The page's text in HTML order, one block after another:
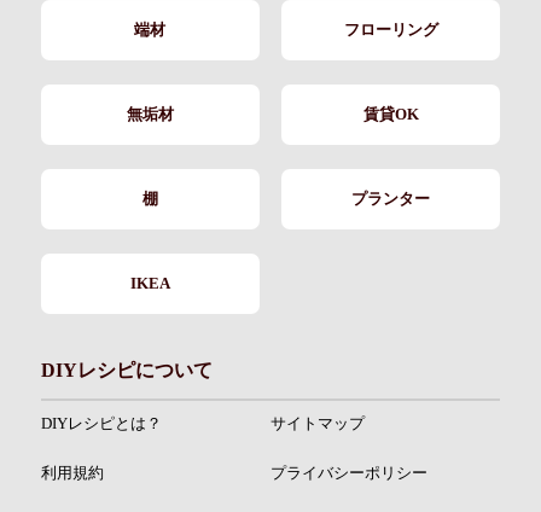
端材 フローリング
無垢材 賃貸OK
棚 プランター
IKEA
DIYレシピについて
DIYレシピとは？ サイトマップ
利用規約 プライバシーポリシー